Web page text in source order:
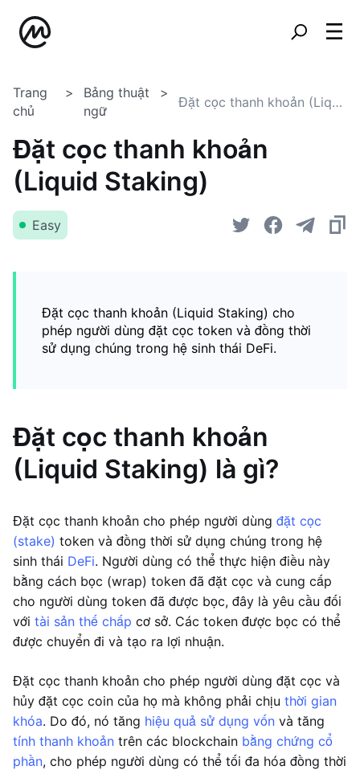
Trang
chủ
Bảng thuật
ngữ
Đặt cọc thanh khoản (Liquid Staking)
Đặt cọc thanh khoản
(Liquid Staking)
Easy
Đặt cọc thanh khoản (Liquid Staking) cho
phép người dùng đặt cọc token và đồng thời
sử dụng chúng trong hệ sinh thái DeFi.
Đặt cọc thanh khoản
(Liquid Staking) là gì?
Đặt cọc thanh khoản cho phép người dùng đặt cọc
(stake) token và đồng thời sử dụng chúng trong hệ
sinh thái DeFi. Người dùng có thể thực hiện điều này
bằng cách bọc (wrap) token đã đặt cọc và cung cấp
cho người dùng token đã được bọc, đây là yêu cầu đối
với tài sản thế chấp cơ sở. Các token được bọc có thể
được chuyển đi và tạo ra lợi nhuận.
Đặt cọc thanh khoản cho phép người dùng đặt cọc và
hủy đặt cọc coin của họ mà không phải chịu thời gian
khóa. Do đó, nó tăng hiệu quả sử dụng vốn và tăng
tính thanh khoản trên các blockchain bằng chứng cổ
phần, cho phép người dùng có thể tối đa hóa đồng thời